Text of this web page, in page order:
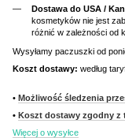
Dostawa do USA /
kosmetyków nie jest
różnić w zależności od
Wysyłamy paczuszki od
Koszt dostawy: według
• Możliwość śledzenia
• Koszt dostawy zgodny z
Więcej o wysyłce